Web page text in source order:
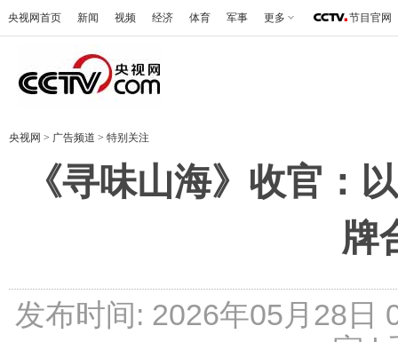
央视网首页 新闻 视频 经济 体育 军事 更多 节目官网
央视网 > 广告频道 > 特别关注
《寻味山海》收官：
牌
发布时间: 2026年05月28日